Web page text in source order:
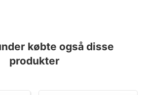
købte også disse
produkter